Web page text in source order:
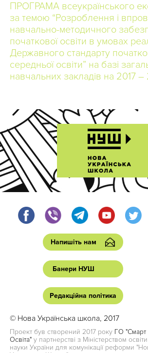
ПРОГРАМА всеукраїнського
за темою “Розроблення і
навчально-методичного
початкової освіти в умовах
Державного стандарту
середньої освіти” на базі
навчальних закладів на 2017
Напишіть нам
Банери НУШ
Редакційна політика
© Нова Українська школа, 2017
Проект був створений 2017 року ГО "Смарт
Освіта" у партнерстві з Міністерством освіти
науки України для комунікації реформи